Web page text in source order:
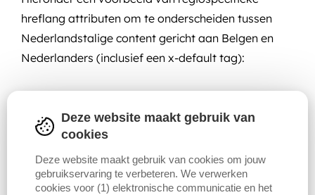
hreflang attributen om te onderscheiden tussen
Nederlandstalige content gericht aan Belgen en
Nederlanders (inclusief een x-default tag):
Deze website maakt gebruik van
cookies
Deze website maakt gebruik van cookies om jouw
gebruikservaring te verbeteren. We verwerken
cookies voor (1) elektronische communicatie en het